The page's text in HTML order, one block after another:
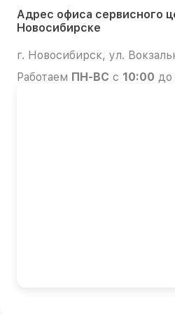
Адрес офиса сервисного
Новосибирске
г. Новосибирск, ул.
Работаем ПН-ВС с 10:00 до